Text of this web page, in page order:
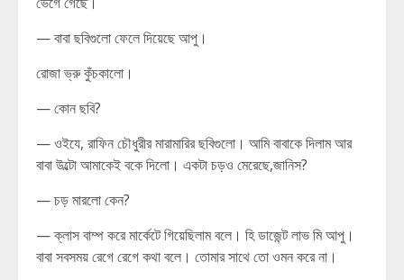
— বাবা ছবিগুলো ফেলে দিয়েছে আপু।
রোজা ভ্রু কুঁচকালো।
— কোন ছবি?
— ওইযে, রাফিন চৌধুরীর মারামারির ছবিগুলো। আমি বাবাকে দিলাম আর
বাবা উল্টো আমাকেই বকে দিলো। একটা চড়ও মেরেছে,জানিস?
— চড় মারলো কেন?
— ক্লাস বাম্প করে মার্কেটে গিয়েছিলাম বলে। হি ডাজেন্ট লাভ মি আপু।
বাবা সবসময় রেগে রেগে কথা বলে। তোমার সাথে তো ওমন করে না।